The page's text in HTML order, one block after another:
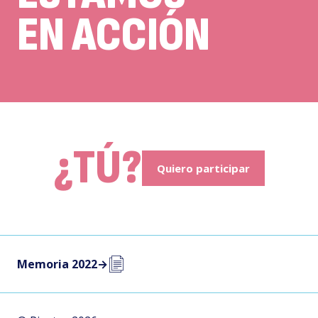
EN ACCIÓN
¿TÚ? Quiero participar
Memoria 2022→